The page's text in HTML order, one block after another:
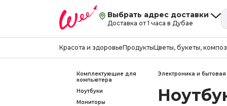
Выбрать адрес доставки
Доставка от 1 часа в Дубае
Красота и здоровьеПродуктыЦветы, букеты,
Электроника и бытовая
Комплектующие для
компьютера
Ноутбуки
Мониторы